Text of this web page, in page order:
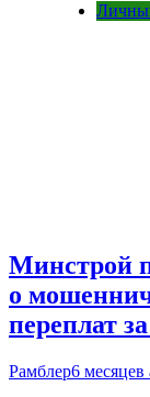
Минстрой
о
переплат
Рамблер6 месяцев